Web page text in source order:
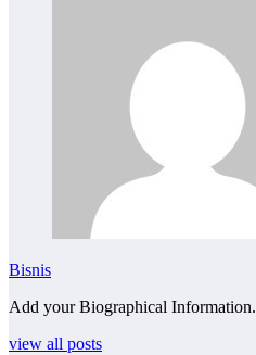
Bisnis
Add your Biographical Information.
view all posts